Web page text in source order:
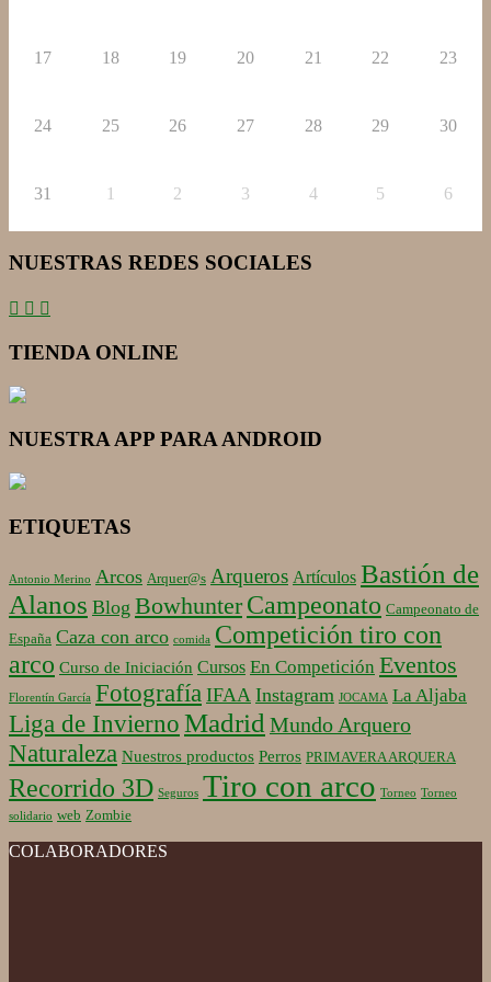
17 18 19 20 21 22 23
24 25 26 27 28 29 30
31 1 2 3 4 5 6
NUESTRAS REDES SOCIALES
TIENDA ONLINE
NUESTRA APP PARA ANDROID
ETIQUETAS
Antonio Merino Arcos Arquer@s Arqueros Artículos Bastión de
Alanos Blog Bowhunter Campeonato Campeonato de
España Caza con arco comida Competición tiro con
arco Curso de Iniciación Cursos En Competición Eventos
Florentín García Fotografía IFAA Instagram JOCAMA La Aljaba
Liga de Invierno Madrid Mundo Arquero
Naturaleza Nuestros productos Perros PRIMAVERA ARQUERA
Recorrido 3D Seguros Tiro con arco Torneo Torneo
solidario web Zombie
COLABORADORES